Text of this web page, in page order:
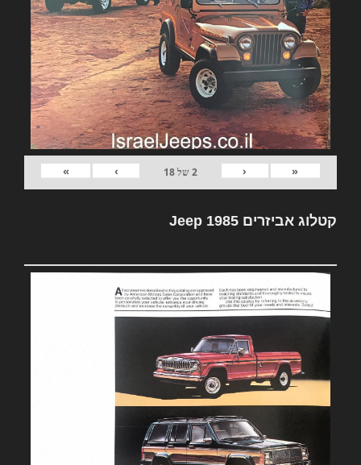
«
‹
2של18
›
»
קטלוג אביזרים Jeep 1985